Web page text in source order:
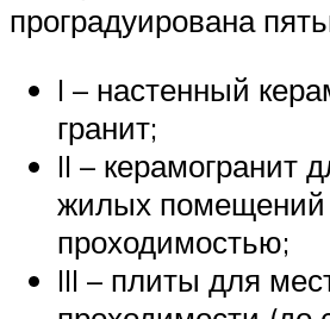
проградуирована
I – настенный
гранит;
II – керамогранит
жилых помещений
проходимостью;
III – плиты для